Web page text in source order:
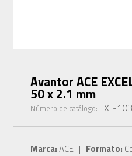
Avantor ACE
50 x 2.1 mm
Número de catálogo: EXL-
Marca:ACE | Formato: